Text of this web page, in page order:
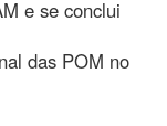
e se conclui
das POM no